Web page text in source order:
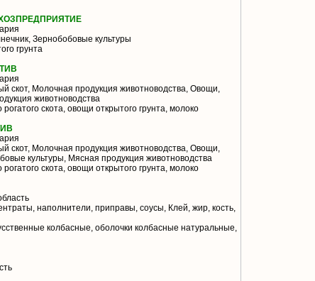
Зернобобовые культуры
грунта
скот, Молочная продукция животноводства, Овощи,
животноводства
скота, овощи открытого грунта, молоко
скот, Молочная продукция животноводства, Овощи,
культуры, Мясная продукция животноводства
скота, овощи открытого грунта, молоко
наполнители, приправы, соусы, Клей, жир, кость,
колбасные, оболочки колбасные натуральные,